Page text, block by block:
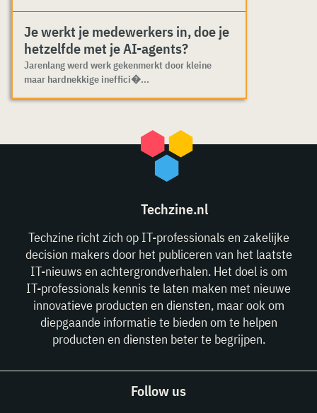
Je werkt je medewerkers in, doe je
hetzelfde met je AI-agents?
Jarenlang werd werk gekenmerkt door kleine
maar hardnekkige ineffici�...
Techzine.nl
Techzine richt zich op IT-professionals en zakelijke
decision makers door het publiceren van het laatste
IT-nieuws en achtergrondverhalen. Het doel is om
IT-professionals kennis te laten maken met nieuwe
innovatieve producten en diensten, maar ook om
diepgaande informatie te bieden om te helpen
producten en diensten beter te begrijpen.
Follow us